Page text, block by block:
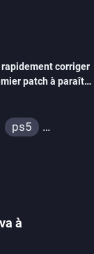
corriger
patch à paraître
ps5
à